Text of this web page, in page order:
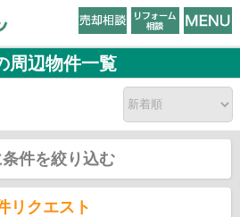
周辺物件一覧
条件を絞り込む
リクエスト